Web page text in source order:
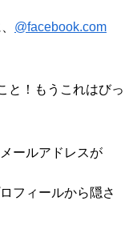
@facebook.com
と！もうこれはびっ
ールアドレスが
フィールから隠さ